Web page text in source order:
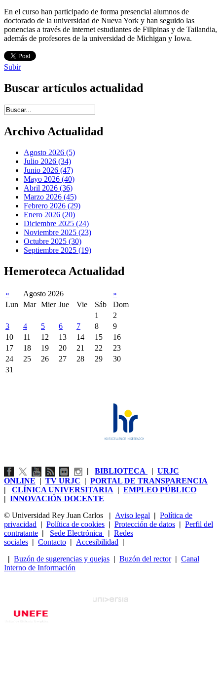
En el curso han participado de forma presencial alumnos de
doctorado de la universidad de Nueva York y han seguido las
ponencias a través de internet estudiantes de Filipinas y de Tailandia,
además de profesores de la universidad de Michigan y Iowa.
Subir
Buscar artículos actualidad
Introduce términos de búsqueda
Archivo Actualidad
Agosto 2026 (5)
Julio 2026 (34)
Junio 2026 (47)
Mayo 2026 (40)
Abril 2026 (36)
Marzo 2026 (45)
Febrero 2026 (29)
Enero 2026 (20)
Diciembre 2025 (24)
Noviembre 2025 (23)
Octubre 2025 (30)
Septiembre 2025 (19)
Hemeroteca Actualidad
« Agosto 2026
»
Lun
Mar Mier Jue Vie Sáb
Dom
1
2
3
4 5 6 7 8
9
10
11 12 13 14 15
16
17
18 19 20 21 22
23
24
25 26 27 28 29
30
31
| BIBLIOTECA | URJC
ONLINE | TV URJC | PORTAL DE TRANSPARENCIA
| CLÍNICA UNIVERSITARIA | EMPLEO PÚBLICO
| INNOVACIÓN DOCENTE
© Universidad Rey Juan Carlos
| Aviso legal | Política de
privacidad | Política de cookies | Protección de datos | Perfil del
contratante | Sede Electrónica | Redes
sociales | Contacto | Accesibilidad |
| Buzón de sugerencias y quejas | Buzón del rector| Canal
Interno de Información